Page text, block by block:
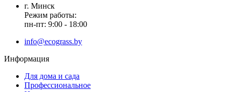
г. Минск
Режим работы:
пн-пт: 9:00 - 18:00
info@ecograss.by
Информация
Для дома и сада
Профессиональное